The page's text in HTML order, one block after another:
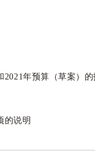
2021年预算（草案）
的说明